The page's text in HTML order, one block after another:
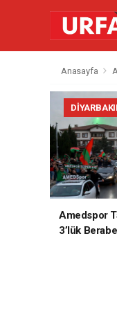
Anasayfa
Amedspor
3’lük